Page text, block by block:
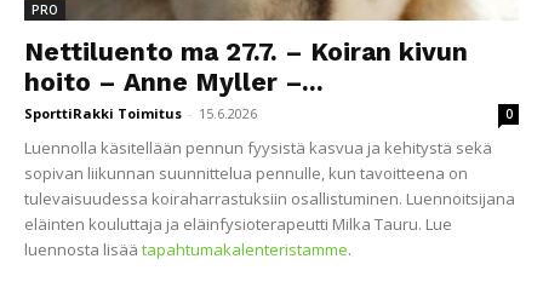
PRO
Nettiluento ma 27.7. – Koiran kivun
hoito – Anne Myller –...
SporttiRakki Toimitus - 15.6.2026 0
Luennolla käsitellään pennun fyysistä kasvua ja kehitystä sekä
sopivan liikunnan suunnittelua pennulle, kun tavoitteena on
tulevaisuudessa koiraharrastuksiin osallistuminen. Luennoitsijana
eläinten kouluttaja ja eläinfysioterapeutti Milka Tauru. Lue
luennosta lisää tapahtumakalenteristamme.